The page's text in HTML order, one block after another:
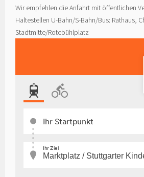
Wir empfehlen die Anfahrt mit öffentlichen
Haltestellen U-Bahn/S-Bahn/Bus: Rathaus,
Stadtmitte/Rotebühlplatz